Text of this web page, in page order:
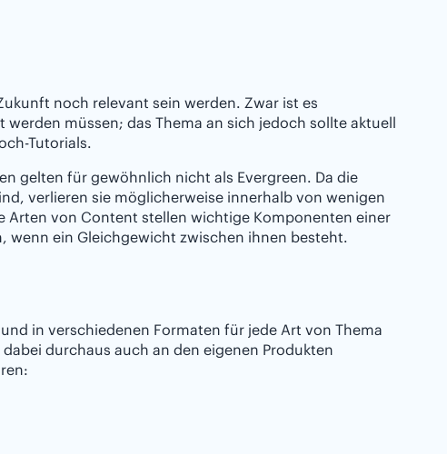
noch relevant sein werden. Zwar ist es
müssen; das Thema an sich jedoch sollte aktuell
Tutorials.
gelten für gewöhnlich nicht als Evergreen. Da die
verlieren sie möglicherweise innerhalb von wenigen
Arten von Content stellen wichtige Komponenten einer
ein Gleichgewicht zwischen ihnen besteht.
in verschiedenen Formaten für jede Art von Thema
durchaus auch an den eigenen Produkten